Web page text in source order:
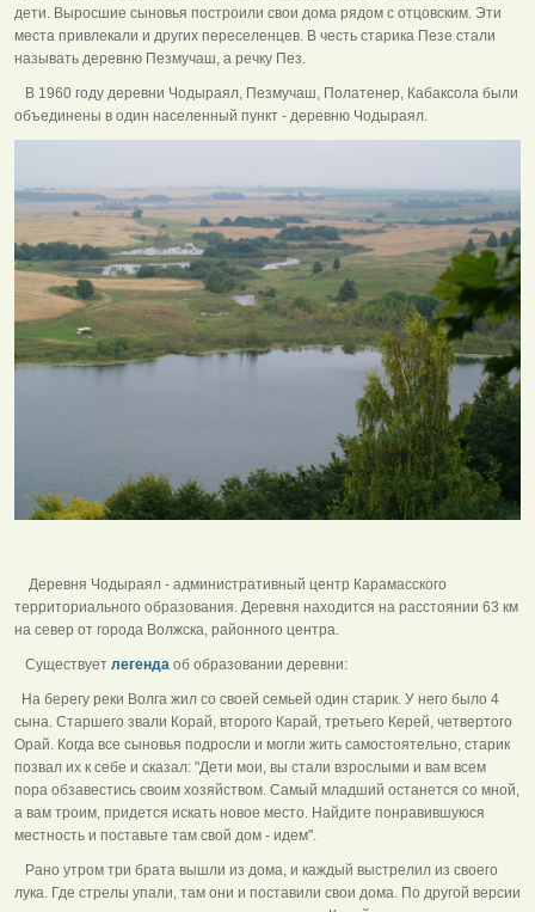
дети. Выросшие сыновья построили свои дома рядом с отцовским. Эти
места привлекали и других переселенцев. В честь старика Пезе стали
называть деревню Пезмучаш, а речку Пез.
В 1960 году деревни Чодыраял, Пезмучаш, Полатенер, Кабаксола были
объединены в один населенный пункт - деревню Чодыраял.
Деревня Чодыраял - административный центр Карамасского
территориального образования. Деревня находится на расстоянии 63 км
на север от города Волжска, районного центра.
Существует легенда об образовании деревни:
На берегу реки Волга жил со своей семьей один старик. У него было 4
сына. Старшего звали Корай, второго Карай, третьего Керей, четвертого
Орай. Когда все сыновья подросли и могли жить самостоятельно, старик
позвал их к себе и сказал: "Дети мои, вы стали взрослыми и вам всем
пора обзавестись своим хозяйством. Самый младший останется со мной,
а вам троим, придется искать новое место. Найдите понравившуюся
местность и поставьте там свой дом - идем".
Рано утром три брата вышли из дома, и каждый выстрелил из своего
лука. Где стрелы упали, там они и поставили свои дома. По другой версии